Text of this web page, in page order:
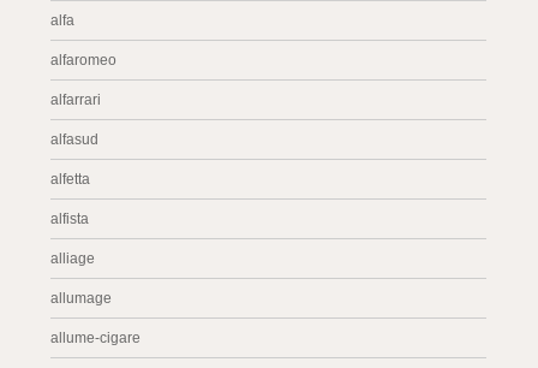
alfa
alfaromeo
alfarrari
alfasud
alfetta
alfista
alliage
allumage
allume-cigare